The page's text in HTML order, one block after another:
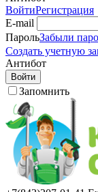
ВойтиРегистрация
E-mail
ПарольЗабыли
Создать учетную
Антибот
Войти
Запомнить